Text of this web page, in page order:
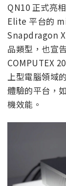
QN10 正式亮
Elite 平台的
Snapdragon
品類型，也宣
COMPUTEX
上型電腦領域
體驗的平台，
機效能。